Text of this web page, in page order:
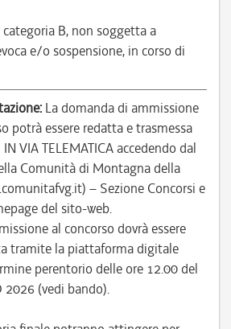
B, non soggetta a
e/o sospensione, in corso di
La domanda di ammissione
potrà essere redatta e trasmessa
VIA TELEMATICA accedendo dal
Comunità di Montagna della
– Sezione Concorsi e
del sito-web.
al concorso dovrà essere
tramite la piattaforma digitale
perentorio delle ore 12.00 del
(vedi bando).